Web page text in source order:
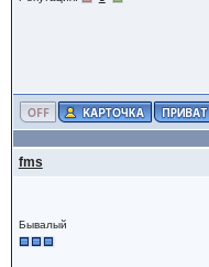
fms
Бывалый